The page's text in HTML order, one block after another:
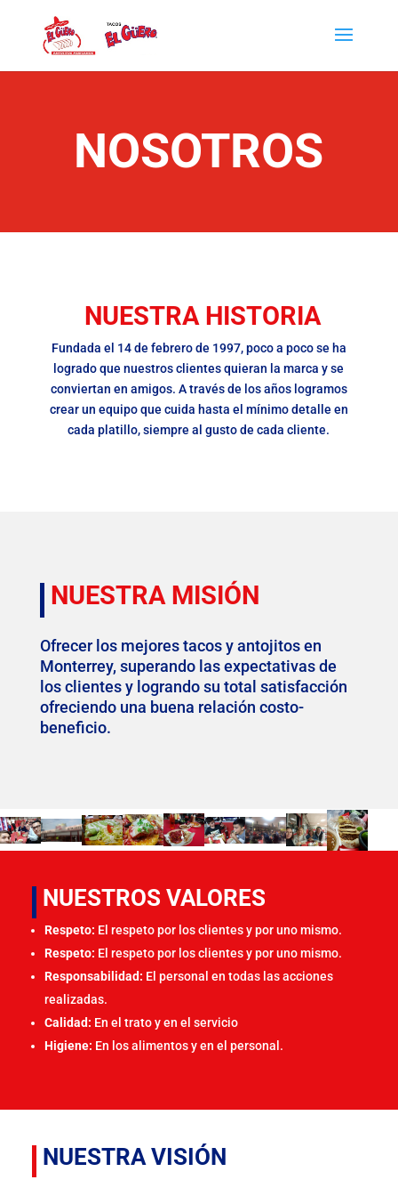
NOSOTROS
NUESTRA HISTORIA
Fundada el 14 de febrero de 1997, poco a poco se ha
logrado que nuestros clientes quieran la marca y se
conviertan en amigos. A través de los años logramos
crear un equipo que cuida hasta el mínimo detalle en
cada platillo, siempre al gusto de cada cliente.
NUESTRA MISIÓN
Ofrecer los mejores tacos y antojitos en
Monterrey, superando las expectativas de
los clientes y logrando su total satisfacción
ofreciendo una buena relación costo-
beneficio.
NUESTROS VALORES
Respeto: El respeto por los clientes y por uno mismo.
Respeto: El respeto por los clientes y por uno mismo.
Responsabilidad: El personal en todas las acciones
realizadas.
Calidad: En el trato y en el servicio
Higiene: En los alimentos y en el personal.
NUESTRA VISIÓN